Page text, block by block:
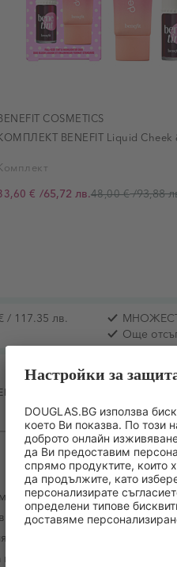
COSMETICS
BENEFIT Liquid Cheek
цена
€ /65,72 лв.48,00 €/93,88
117.35 лв.
Още
с изключително нежно, но
намалява появата на
на свободните радикали
грим, създавайки